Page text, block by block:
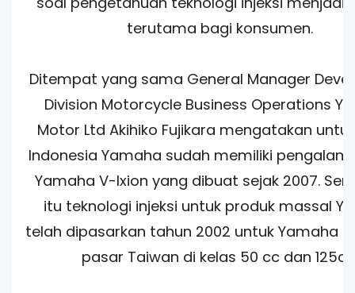
terutama bagi konsumen.
Ditempat yang sama General Manager
Division Motorcycle Business Operations
Motor Ltd Akihiko Fujikara mengatakan
Indonesia Yamaha sudah memiliki
Yamaha V-Ixion yang dibuat sejak 2007.
itu teknologi injeksi untuk produk massal
telah dipasarkan tahun 2002 untuk Yamaha
pasar Taiwan di kelas 50 cc dan